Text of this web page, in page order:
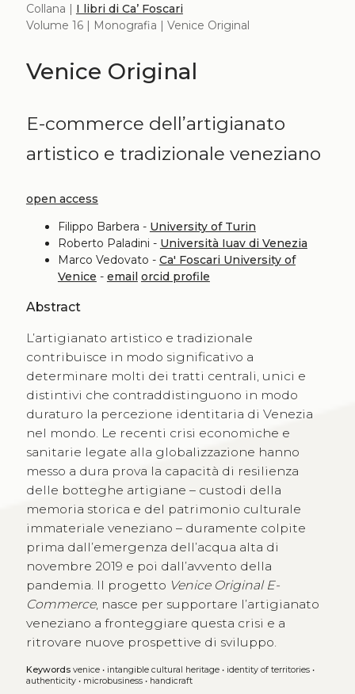
Collana | I libri di Ca’ Foscari
Volume 16 | Monografia | Venice Original
Venice Original
E-commerce dell’artigianato
artistico e tradizionale veneziano
open access
Filippo Barbera - University of Turin
Roberto Paladini - Università Iuav di Venezia
Marco Vedovato - Ca' Foscari University of
Venice - email orcid profile
Abstract
L’artigianato artistico e tradizionale
contribuisce in modo significativo a
determinare molti dei tratti centrali, unici e
distintivi che contraddistinguono in modo
duraturo la percezione identitaria di Venezia
nel mondo. Le recenti crisi economiche e
sanitarie legate alla globalizzazione hanno
messo a dura prova la capacità di resilienza
delle botteghe artigiane – custodi della
memoria storica e del patrimonio culturale
immateriale veneziano – duramente colpite
prima dall’emergenza dell’acqua alta di
novembre 2019 e poi dall’avvento della
pandemia. Il progetto Venice Original E-
Commerce, nasce per supportare l’artigianato
veneziano a fronteggiare questa crisi e a
ritrovare nuove prospettive di sviluppo.
Keywords venice• intangible cultural heritage• identity of territories•
authenticity• microbusiness• handicraft